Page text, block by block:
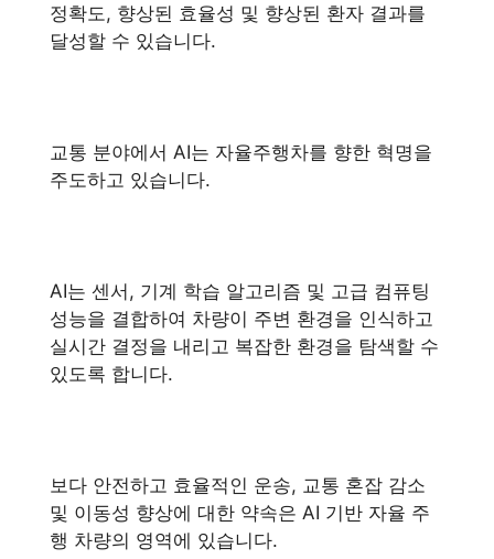
정확도, 향상된 효율성 및 향상된 환자 결과를
달성할 수 있습니다.
교통 분야에서 AI는 자율주행차를 향한 혁명을
주도하고 있습니다.
AI는 센서, 기계 학습 알고리즘 및 고급 컴퓨팅
성능을 결합하여 차량이 주변 환경을 인식하고
실시간 결정을 내리고 복잡한 환경을 탐색할 수
있도록 합니다.
보다 안전하고 효율적인 운송, 교통 혼잡 감소
및 이동성 향상에 대한 약속은 AI 기반 자율 주
행 차량의 영역에 있습니다.